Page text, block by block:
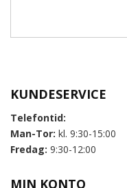
KUNDESERVICE
Telefontid:
Man-Tor: kl. 9:30-15:00
Fredag: 9:30-12:00
MIN KONTO